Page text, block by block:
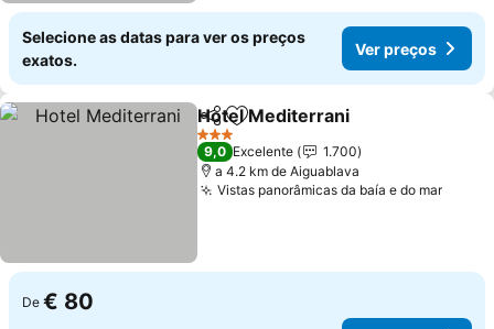
Selecione as datas para ver os preços
exatos.
Ver preços
PartilharAdicionar aos favoritos
Hotel Mediterrani
3 Estrelas
9,0 Excelente
1.700
a 4.2 km de Aiguablava
Vistas panorâmicas da baía e do marVer
De € 80